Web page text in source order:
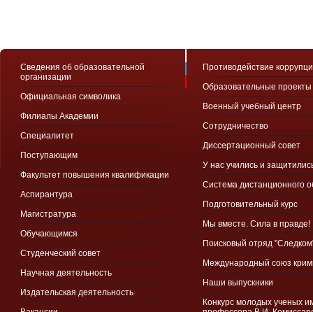
Сведения об образовательной
организации
Официальная символика
Филиалы Академии
Специалитет
Поступающим
Факультет повышения квалификации
Аспирантура
Магистратура
Обучающимся
Студенческий совет
Научная деятельность
Издательская деятельность
Противодействие
Образовательные проекты
Военный учебный центр
Сотрудничество
Диссертационный совет
У нас учились и
Система дистанционного
Подготовительный курс
Мы вместе. Сила в правде!
Поисковый отряд
Международный союз
Наши выпускники
Конкурс молодых ученых